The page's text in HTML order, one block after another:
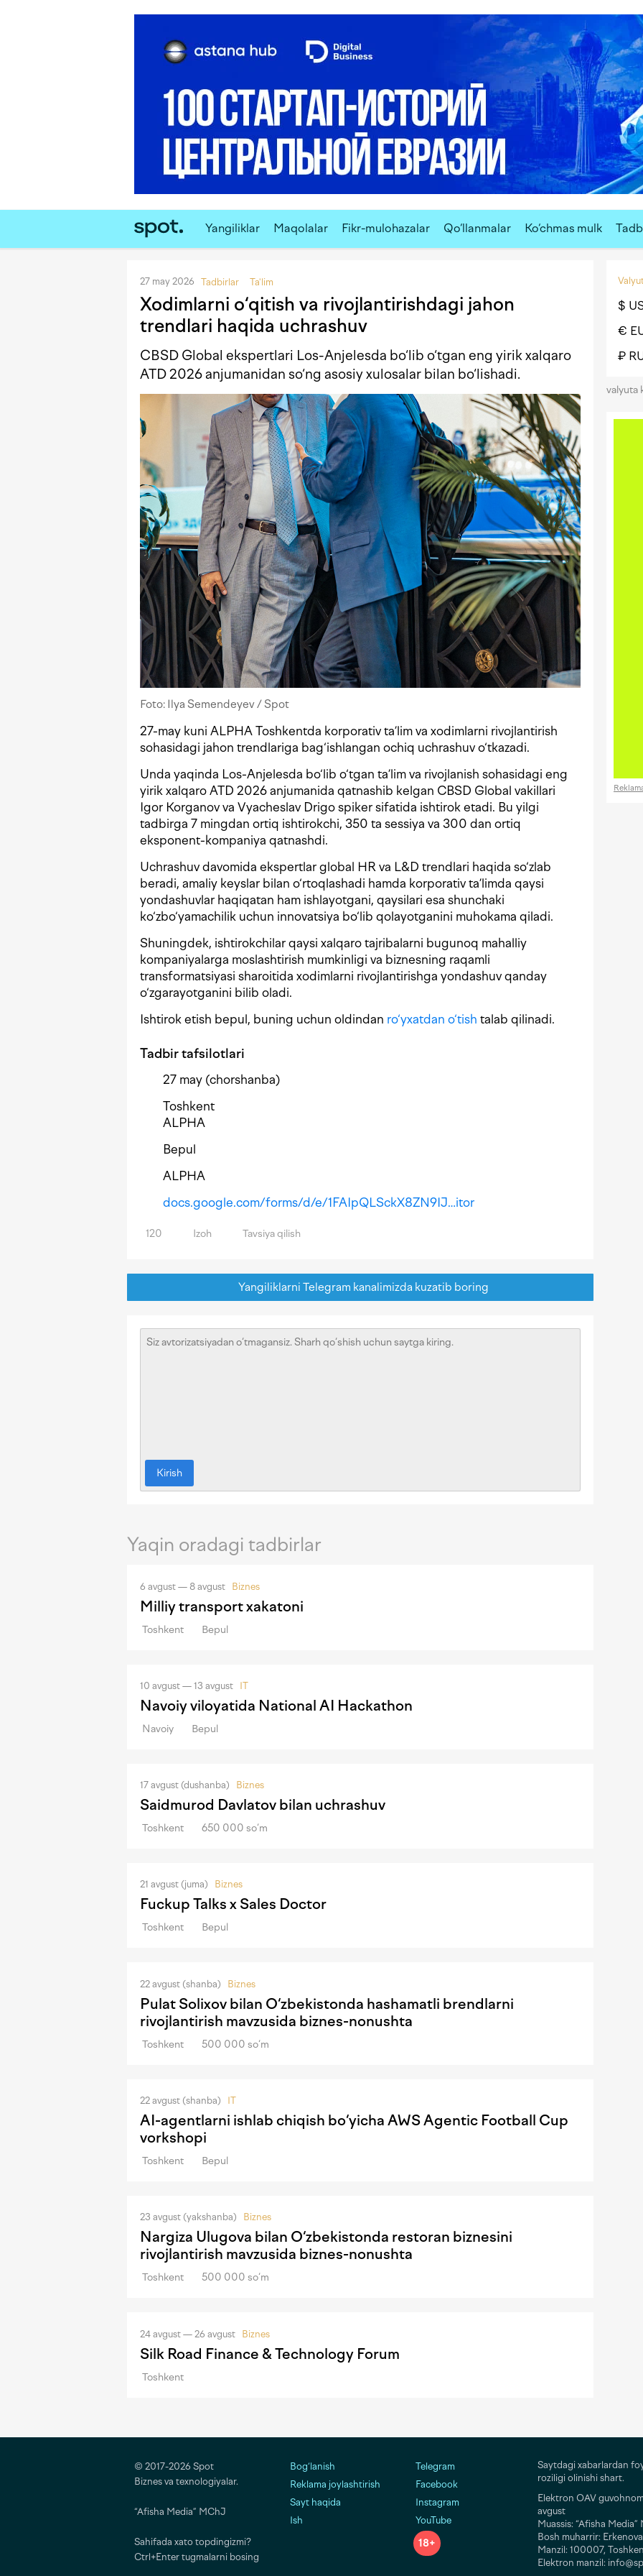
Yangiliklar Maqolalar Fikr-mulohazalar Qo‘llanmalar Ko‘chmas mulk
27 may 2026 Tadbirlar Ta'lim
Xodimlarni o‘qitish va rivojlantirishdagi jahon
trendlari haqida uchrashuv
CBSD Global ekspertlari Los-Anjelesda bo‘lib o‘tgan eng yirik xalqaro
ATD 2026 anjumanidan so‘ng asosiy xulosalar bilan bo‘lishadi.
Foto: Ilya Semendeyev / Spot
27-may kuni ALPHA Toshkentda korporativ ta’lim va xodimlarni rivojlantirish
sohasidagi jahon trendlariga bag‘ishlangan ochiq uchrashuv o‘tkazadi.
Unda yaqinda Los-Anjelesda bo‘lib o‘tgan ta’lim va rivojlanish sohasidagi eng
yirik xalqaro ATD 2026 anjumanida qatnashib kelgan CBSD Global vakillari
Igor Korganov va Vyacheslav Drigo spiker sifatida ishtirok etadi. Bu yilgi
tadbirga 7 mingdan ortiq ishtirokchi, 350 ta sessiya va 300 dan ortiq
eksponent-kompaniya qatnashdi.
Uchrashuv davomida ekspertlar global HR va L&D trendlari haqida so‘zlab
beradi, amaliy keyslar bilan o‘rtoqlashadi hamda korporativ ta’limda qaysi
yondashuvlar haqiqatan ham ishlayotgani, qaysilari esa shunchaki
ko‘zbo‘yamachilik uchun innovatsiya bo‘lib qolayotganini muhokama qiladi.
Shuningdek, ishtirokchilar qaysi xalqaro tajribalarni bugunoq mahalliy
kompaniyalarga moslashtirish mumkinligi va biznesning raqamli
transformatsiyasi sharoitida xodimlarni rivojlantirishga yondashuv qanday
o‘zgarayotganini bilib oladi.
Ishtirok etish bepul, buning uchun oldindan ro‘yxatdan o‘tish talab qilinadi.
Tadbir tafsilotlari
27 may (chorshanba)
Toshkent
ALPHA
Bepul
ALPHA
docs.google.com/forms/d/e/1FAIpQLSckX8ZN9IJ…itor
120 Izoh Tavsiya qilish
Yangiliklarni Telegram kanalimizda kuzatib boring
Kirish
Yaqin oradagi tadbirlar
6 avgust — 8 avgust Biznes
Milliy transport xakatoni
Toshkent Bepul
10 avgust — 13 avgust IT
Navoiy viloyatida National AI Hackathon
Navoiy Bepul
17 avgust (dushanba) Biznes
Saidmurod Davlatov bilan uchrashuv
Toshkent 650 000 so‘m
21 avgust (juma) Biznes
Fuckup Talks x Sales Doctor
Toshkent Bepul
22 avgust (shanba) Biznes
Pulat Solixov bilan O‘zbekistonda hashamatli brendlarni
rivojlantirish mavzusida biznes-nonushta
Toshkent 500 000 so‘m
22 avgust (shanba) IT
AI-agentlarni ishlab chiqish bo‘yicha AWS Agentic Football Cup
vorkshopi
Toshkent Bepul
23 avgust (yakshanba) Biznes
Nargiza Ulugova bilan O‘zbekistonda restoran biznesini
rivojlantirish mavzusida biznes-nonushta
Toshkent 500 000 so‘m
24 avgust — 26 avgust Biznes
Silk Road Finance & Technology Forum
Toshkent
$
€
₽
valyuta
© 2017-2026 Spot
Biznes va texnologiyalar.
“Afisha Media” MChJ
Sahifada xato topdingizmi?
Ctrl+Enter tugmalarni bosing
Bog‘lanish
Reklama joylashtirish
Sayt haqida
Ish
Telegram
Facebook
Instagram
YouTube
18+
Saytdagi xabarlardan
roziligi olinishi shart.
Elektron OAV
avgust
Muassis: “Afisha Media”
Bosh muharrir:
Manzil: 100007,
Elektron manzil: